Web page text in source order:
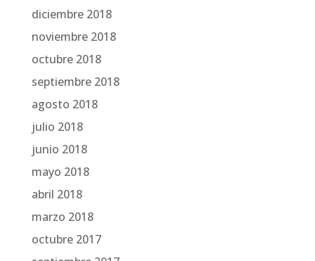
diciembre 2018
noviembre 2018
octubre 2018
septiembre 2018
agosto 2018
julio 2018
junio 2018
mayo 2018
abril 2018
marzo 2018
octubre 2017